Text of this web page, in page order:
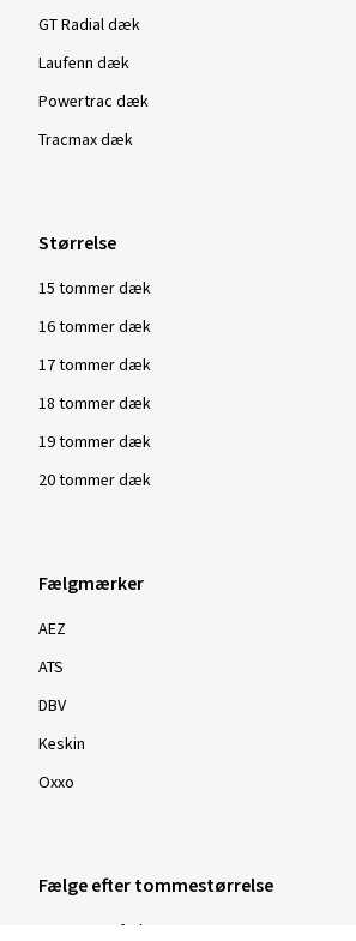
GT Radial dæk
Laufenn dæk
Powertrac dæk
Tracmax dæk
Størrelse
15 tommer dæk
16 tommer dæk
17 tommer dæk
18 tommer dæk
19 tommer dæk
20 tommer dæk
Fælgmærker
AEZ
ATS
DBV
Keskin
Oxxo
Fælge efter tommestørrelse
16 tommer fælge